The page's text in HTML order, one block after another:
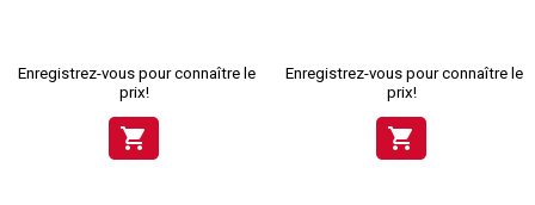
Enregistrez-vous pour connaître le
prix!
shopping_cart
Enregistrez-vous pour connaître le
prix!
shopping_cart